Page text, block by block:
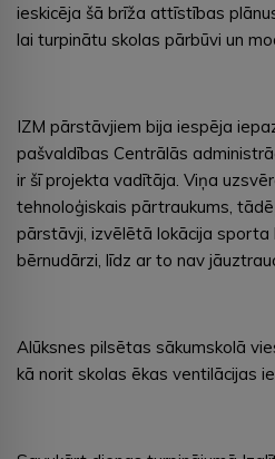
ieskicēja šā brīža attīstības
lai turpinātu skolas pārbūvi un
IZM pārstāvjiem bija iespēja
pašvaldības Centrālās
ir šī projekta vadītāja. Viņa
tehnoloģiskais pārtraukums,
pārstāvji, izvēlētā lokācija
bērnudārzi, līdz ar to nav
Alūksnes pilsētas sākumskolā
kā norit skolas ēkas ventilācijas